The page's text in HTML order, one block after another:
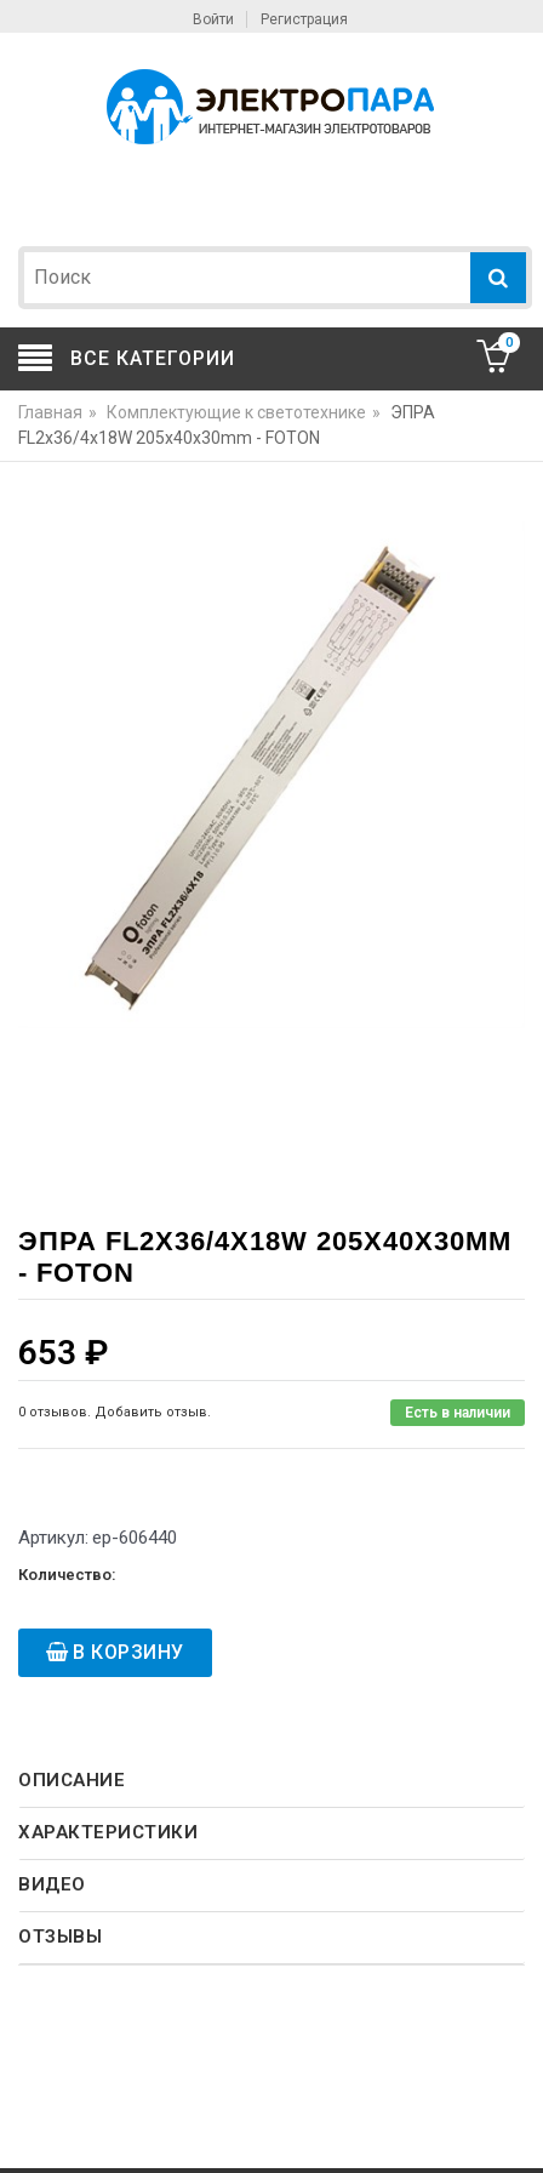
Войти Регистрация
ВСЕ КАТЕГОРИИ
0
Главная » Комплектующие к светотехнике »
ЭПРА
FL2x36/4x18W 205x40x30mm - FOTON
ЭПРА FL2X36/4X18W 205X40X30MM
- FOTON
653 ₽
0 отзывов. Добавить отзыв. Есть в наличии
Артикул: ep-606440
Количество:
В КОРЗИНУ
ОПИСАНИЕ
ХАРАКТЕРИСТИКИ
ВИДЕО
ОТЗЫВЫ